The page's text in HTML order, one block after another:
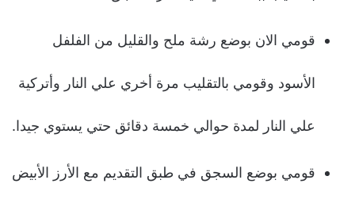
قومي الان بوضع رشة ملح والقليل من الفلفل
الأسود وقومي بالتقليب مرة أخري علي النار وأتركية
علي النار لمدة حوالي خمسة دقائق حتي يستوي جيدا.
قومي بوضع السجق في طبق التقديم مع الأرز الأبيض